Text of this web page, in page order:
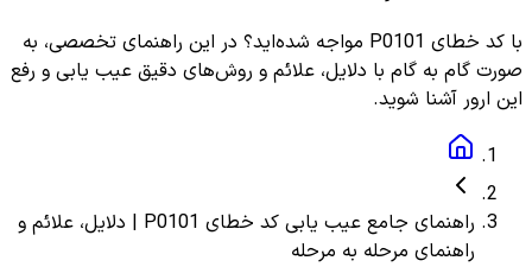
با کد خطای P0101 مواجه شده‌اید؟ در این راهنمای تخصصی، به
صورت گام به گام با دلایل، علائم و روش‌های دقیق عیب یابی و رفع
این ارور آشنا شوید.
راهنمای جامع عیب یابی کد خطای P0101 | دلایل، علائم و
راهنمای مرحله به مرحله